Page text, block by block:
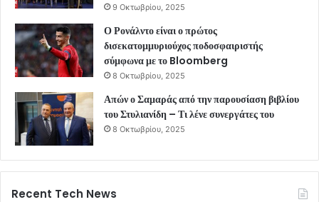
9 Οκτωβρίου, 2025
Ο Ρονάλντο είναι ο πρώτος
δισεκατομμυριούχος ποδοσφαιριστής
σύμφωνα με το Bloomberg
8 Οκτωβρίου, 2025
Απών ο Σαμαράς από την παρουσίαση βιβλίου
του Στυλιανίδη – Τι λένε συνεργάτες του
8 Οκτωβρίου, 2025
Recent Tech News